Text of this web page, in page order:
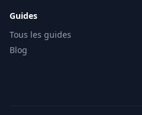
Guides
Tous les guides
Blog